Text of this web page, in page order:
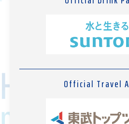
Official Travel